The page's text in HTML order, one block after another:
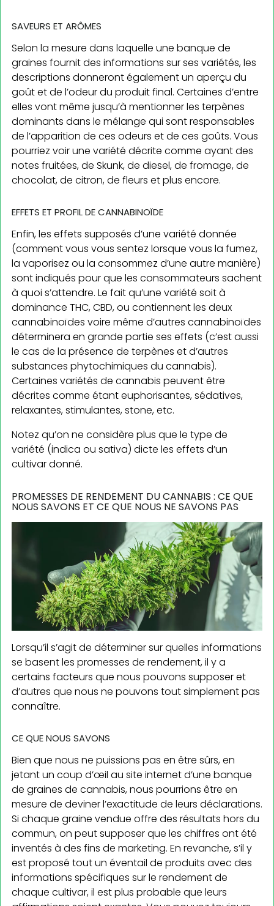
SAVEURS ET ARÔMES
Selon la mesure dans laquelle une banque de
graines fournit des informations sur ses variétés, les
descriptions donneront également un aperçu du
goût et de l’odeur du produit final. Certaines d’entre
elles vont même jusqu’à mentionner les terpènes
dominants dans le mélange qui sont responsables
de l’apparition de ces odeurs et de ces goûts. Vous
pourriez voir une variété décrite comme ayant des
notes fruitées, de Skunk, de diesel, de fromage, de
chocolat, de citron, de fleurs et plus encore.
EFFETS ET PROFIL DE CANNABINOÏDE
Enfin, les effets supposés d’une variété donnée
(comment vous vous sentez lorsque vous la fumez,
la vaporisez ou la consommez d’une autre manière)
sont indiqués pour que les consommateurs sachent
à quoi s’attendre. Le fait qu’une variété soit à
dominance THC, CBD, ou contiennent les deux
cannabinoïdes voire même d’autres cannabinoïdes
déterminera en grande partie ses effets (c’est aussi
le cas de la présence de terpènes et d’autres
substances phytochimiques du cannabis).
Certaines variétés de cannabis peuvent être
décrites comme étant euphorisantes, sédatives,
relaxantes, stimulantes, stone, etc.
Notez qu’on ne considère plus que le type de
variété (indica ou sativa) dicte les effets d’un
cultivar donné.
PROMESSES DE RENDEMENT DU CANNABIS : CE QUE
NOUS SAVONS ET CE QUE NOUS NE SAVONS PAS
Lorsqu’il s’agit de déterminer sur quelles informations
se basent les promesses de rendement, il y a
certains facteurs que nous pouvons supposer et
d’autres que nous ne pouvons tout simplement pas
connaître.
CE QUE NOUS SAVONS
Bien que nous ne puissions pas en être sûrs, en
jetant un coup d’œil au site internet d’une banque
de graines de cannabis, nous pourrions être en
mesure de deviner l’exactitude de leurs déclarations.
Si chaque graine vendue offre des résultats hors du
commun, on peut supposer que les chiffres ont été
inventés à des fins de marketing. En revanche, s’il y
est proposé tout un éventail de produits avec des
informations spécifiques sur le rendement de
chaque cultivar, il est plus probable que leurs